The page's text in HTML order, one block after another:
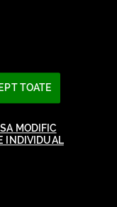
rezervate
TOATE
MODIFIC
INDIVIDUAL